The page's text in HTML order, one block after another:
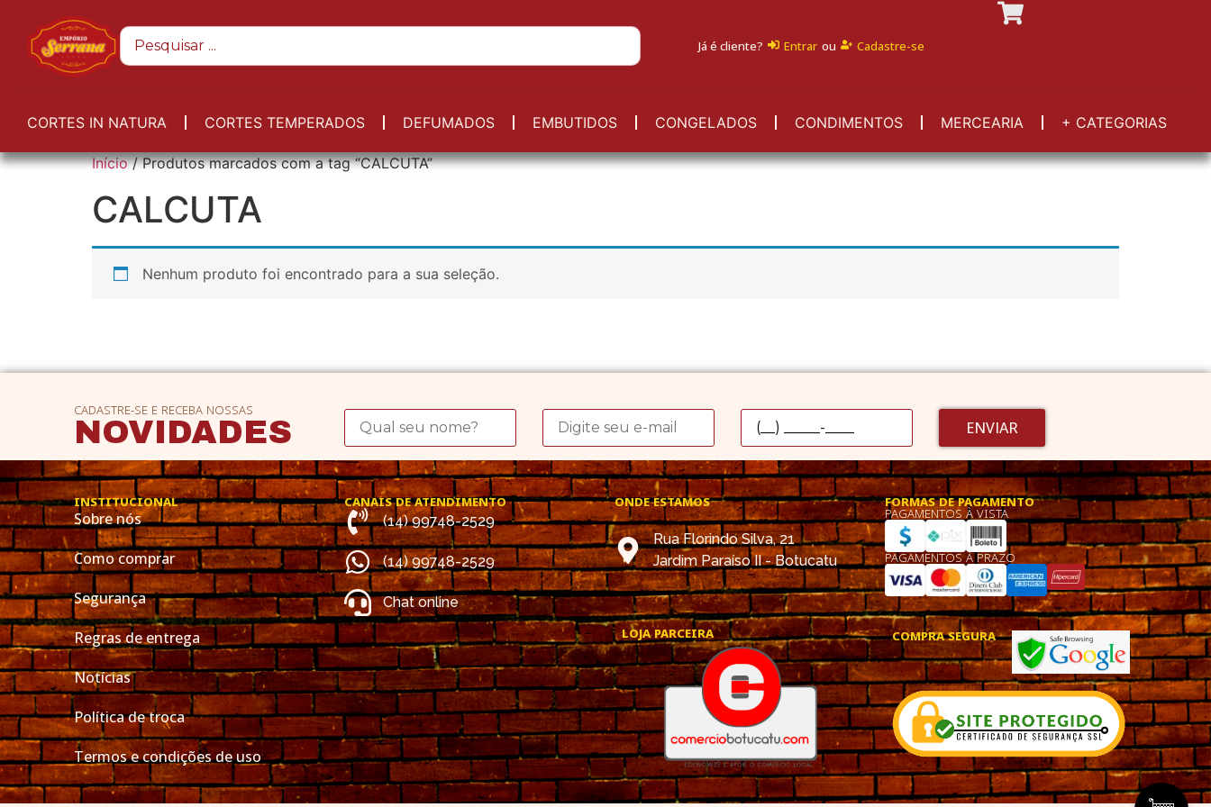
Já é cliente? Entrar ou Cadastre-se
CORTES IN NATURA CORTES TEMPERADOS DEFUMADOS EMBUTIDOS CONGELADOS CONDIMENTOS MERCEARIA + CATEGORIAS
Início/ Produtos marcados com a tag “CALCUTA”
CALCUTA
Nenhum produto foi encontrado para a sua seleção.
CADASTRE-SE E RECEBA NOSSAS
NOVIDADES ENVIAR
INSTITUCIONAL
Sobre nós
Como comprar
Segurança
Regras de entrega
Notícias
Política de troca
Termos e condições de uso
CANAIS DE ATENDIMENTO
(14) 99748-2529
(14) 99748-2529
Chat online
ONDE ESTAMOS
Rua Florindo Silva, 21
Jardim Paraíso II - Botucatu
LOJA PARCEIRA
FORMAS DE PAGAMENTO
PAGAMENTOS À VISTA
PAGAMENTOS À PRAZO
COMPRA SEGURA